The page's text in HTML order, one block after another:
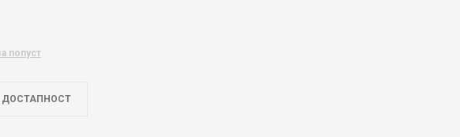
попуст
ДОСТАПНОСТ